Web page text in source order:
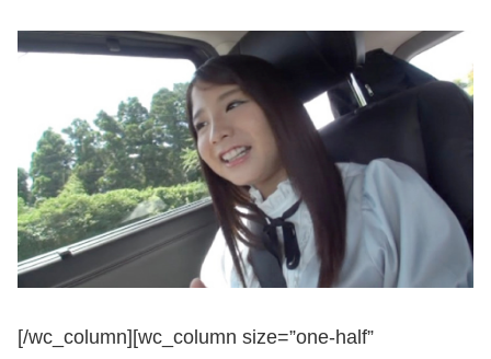
[/wc_column][wc_column size=”one-half”